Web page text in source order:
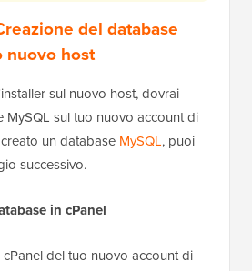
del database
nuovo host
sul nuovo host, dovrai
MySQL sul tuo nuovo account di
un database MySQL, puoi
successivo.
in cPanel
del tuo nuovo account di